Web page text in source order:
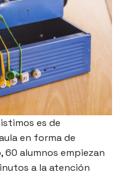
es de
en forma de
alumnos empiezan
a la atención